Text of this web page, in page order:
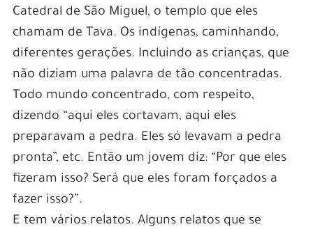
Catedral de São Miguel, o templo que eles
chamam de Tava. Os indígenas, caminhando,
diferentes gerações. Incluindo as crianças, que
não diziam uma palavra de tão concentradas.
Todo mundo concentrado, com respeito,
dizendo “aqui eles cortavam, aqui eles
preparavam a pedra. Eles só levavam a pedra
pronta”, etc. Então um jovem diz: “Por que eles
fizeram isso? Será que eles foram forçados a
fazer isso?”.
E tem vários relatos. Alguns relatos que se